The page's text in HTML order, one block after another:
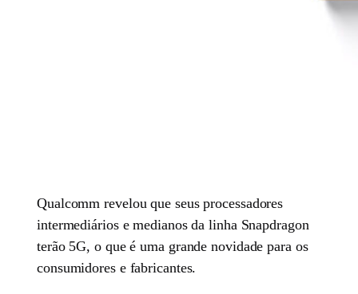
Qualcomm revelou que seus processadores
intermediários e medianos da linha Snapdragon
terão 5G, o que é uma grande novidade para os
consumidores e fabricantes.